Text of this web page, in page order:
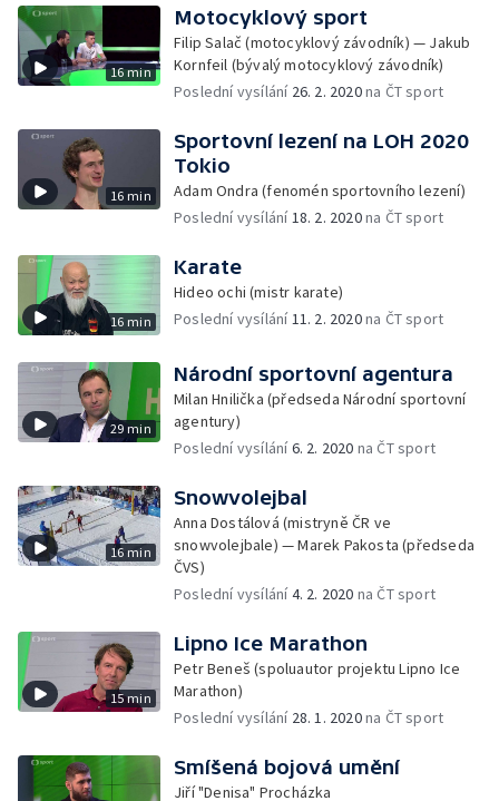
16 min
Motocyklový sport
Filip Salač (motocyklový závodník) — Jakub
Kornfeil (bývalý motocyklový závodník)
Poslední vysílání 26. 2. 2020na ČT sport
16 min
Sportovní lezení na LOH 2020
Tokio
Adam Ondra (fenomén sportovního lezení)
Poslední vysílání18. 2. 2020na ČT sport
16 min
Karate
Hideo ochi (mistr karate)
Poslední vysílání11. 2. 2020na ČT sport
29 min
Národní sportovní agentura
Milan Hnilička (předseda Národní sportovní
agentury)
Poslední vysílání6. 2. 2020 na ČT sport
16 min
Snowvolejbal
Anna Dostálová (mistryně ČR ve
snowvolejbale) — Marek Pakosta (předseda
ČVS)
Poslední vysílání4. 2. 2020 na ČT sport
15 min
Lipno Ice Marathon
Petr Beneš (spoluautor projektu Lipno Ice
Marathon)
Poslední vysílání 28. 1. 2020na ČT sport
Smíšená bojová umění
Jiří "Denisa" Procházka